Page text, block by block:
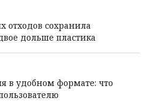
отходов сохранила
дольше пластика
в удобном формате: что